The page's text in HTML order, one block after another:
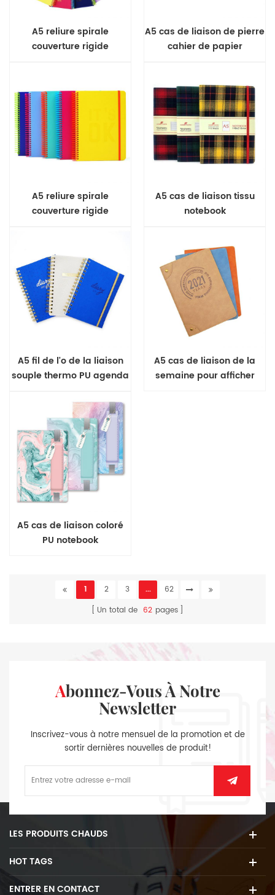
A5 reliure spirale
couverture rigide
A5 cas de liaison de pierre
cahier de papier
A5 reliure spirale
couverture rigide
A5 cas de liaison tissu
notebook
A5 fil de l'o de la liaison
souple thermo PU agenda
A5 cas de liaison de la
semaine pour afficher
A5 cas de liaison coloré
PU notebook
1 2 3 ...
62
Un total de 62 pages
Abonnez-Vous À Notre
Newsletter
Inscrivez-vous à notre mensuel de la promotion et de
sortir dernières nouvelles de produit!
LES PRODUITS CHAUDS
HOT TAGS
ENTRER EN CONTACT